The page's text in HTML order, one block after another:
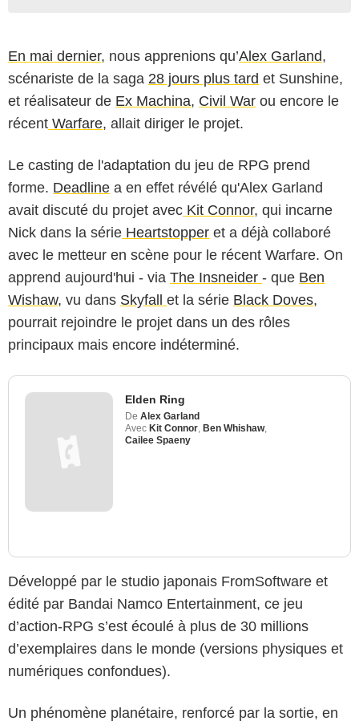
En mai dernier, nous apprenions qu’Alex Garland,
scénariste de la saga 28 jours plus tard et Sunshine,
et réalisateur de Ex Machina, Civil War ou encore le
récent Warfare, allait diriger le projet.
Le casting de l'adaptation du jeu de RPG prend
forme. Deadline a en effet révélé qu'Alex Garland
avait discuté du projet avec Kit Connor, qui incarne
Nick dans la série Heartstopper et a déjà collaboré
avec le metteur en scène pour le récent Warfare. On
apprend aujourd'hui - via The Insneider - que Ben
Wishaw, vu dans Skyfall et la série Black Doves,
pourrait rejoindre le projet dans un des rôles
principaux mais encore indéterminé.
Elden Ring
De Alex Garland
Avec Kit Connor Ben Whishaw,
Cailee Spaeny
Développé par le studio japonais FromSoftware et
édité par Bandai Namco Entertainment, ce jeu
d’action-RPG s’est écoulé à plus de 30 millions
d’exemplaires dans le monde (versions physiques et
numériques confondues).
Un phénomène planétaire, renforcé par la sortie, en